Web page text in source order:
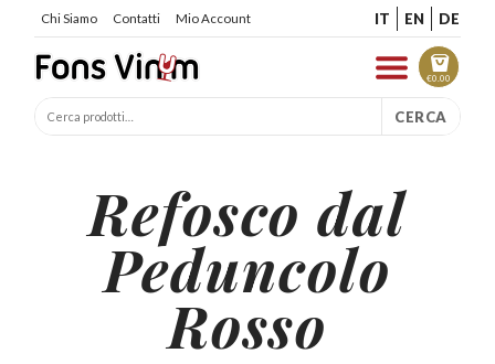
Chi Siamo Contatti Mio Account IT EN DE
€0.00
CERCA
Refosco dal
Peduncolo
Rosso